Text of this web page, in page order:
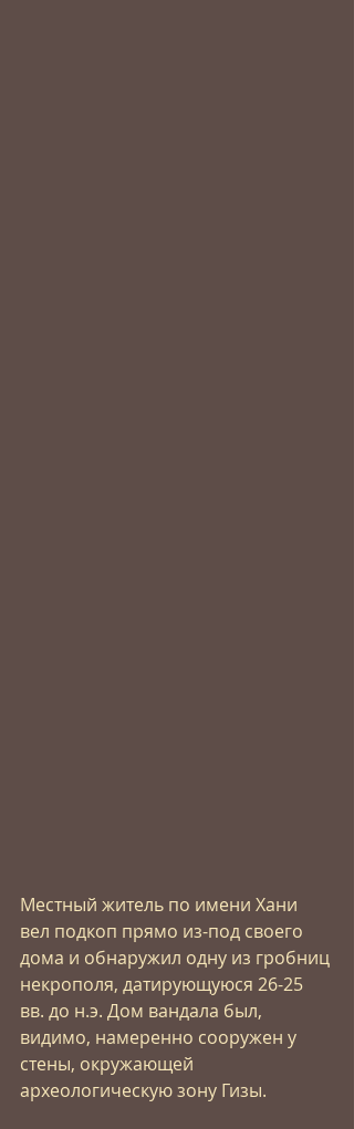
Местный житель по имени Хани
вел подкоп прямо из-под своего
дома и обнаружил одну из гробниц
некрополя, датирующуюся 26-25
вв. до н.э. Дом вандала был,
видимо, намеренно сооружен у
стены, окружающей
археологическую зону Гизы.